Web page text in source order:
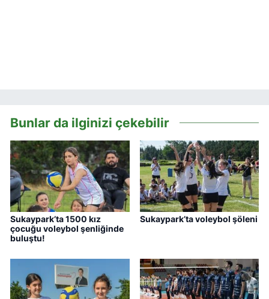
Bunlar da ilginizi çekebilir
Sukaypark’ta 1500 kız
çocuğu voleybol şenliğinde
buluştu!
Sukaypark’ta voleybol şöleni